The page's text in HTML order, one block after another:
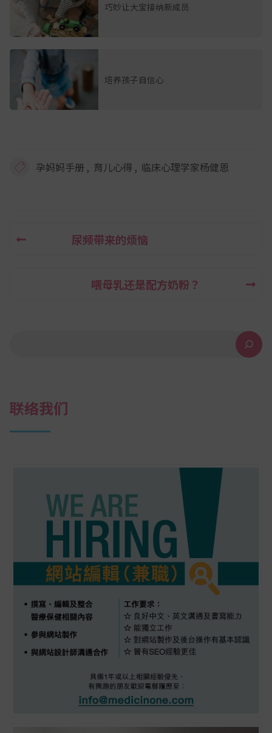
巧妙让大宝接纳新成员
培养孩子自信心
孕妈妈手册 , 育儿心得 , 临床心理学家杨健恩
尿频带来的烦恼
喂母乳还是配方奶粉？
联络我们